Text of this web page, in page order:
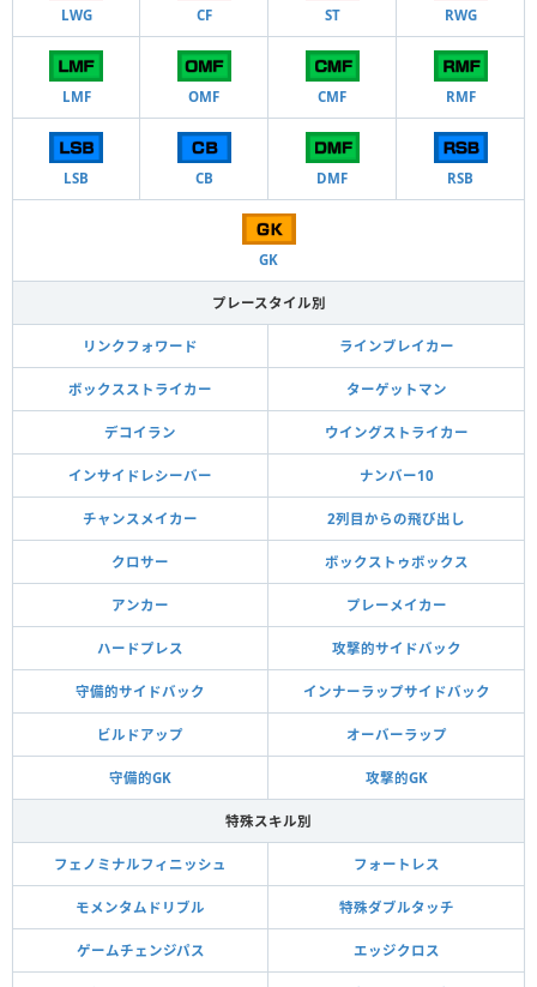
LWG CF ST RWG
LMF OMF CMF RMF
LSB CB DMF RSB
GK
プレースタイル別
リンクフォワード ラインブレイカー
ボックスストライカー ターゲットマン
デコイラン ウイングストライカー
インサイドレシーバー ナンバー10
チャンスメイカー 2列目からの飛び出し
クロサー ボックストゥボックス
アンカー プレーメイカー
ハードプレス 攻撃的サイドバック
守備的サイドバック インナーラップサイドバック
ビルドアップ オーバーラップ
守備的GK 攻撃的GK
特殊スキル別
フェノミナルフィニッシュ フォートレス
モメンタムドリブル 特殊ダブルタッチ
ゲームチェンジパス エッジクロス